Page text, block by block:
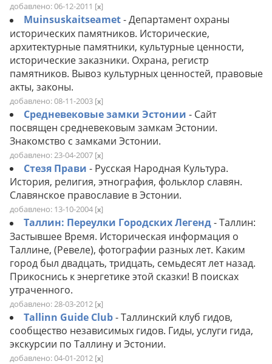
добавлено: 06-12-2011 [x]
Muinsuskaitseamet- Департамент охраны
исторических памятников. Исторические,
архитектурные памятники, культурные ценности,
исторические заказники. Охрана, регистр
памятников. Вывоз культурных ценностей, правовые
акты, законы.
добавлено: 08-11-2003 [x]
Средневековые замки Эстонии - Сайт
посвящен средневековым замкам Эстонии.
Знакомство с замками Эстонии.
добавлено: 23-04-2007 [x]
Стезя Прави - Русская Народная Культура.
История, религия, этнография, фольклор славян.
Славянское православие в Эстонии.
добавлено: 13-10-2004 [x]
Таллин: Переулки Городских Легенд- Таллин:
Застывшее Время. Историческая информация о
Таллине, (Ревеле), фотографии разных лет. Каким
город был двадцать, тридцать, семьдесят лет назад.
Прикоснись к энергетике этой сказки! В поисках
утраченного.
добавлено: 28-03-2012 [x]
Tallinn Guide Club- Таллинский клуб гидов,
сообщество независимых гидов. Гиды, услуги гида,
экскурсии по Таллину и Эстонии.
добавлено: 04-01-2012 [x]